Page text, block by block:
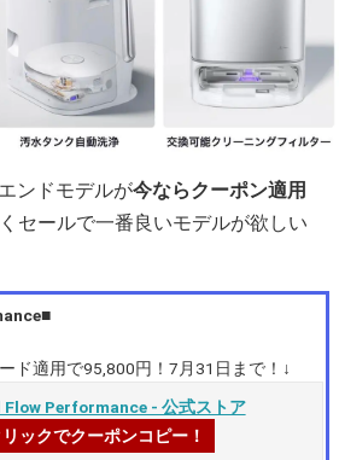
ンドモデルが今ならクーポン適用
セールで一番良いモデルが欲しい
ド適用で95,800円！7月31日まで！↓
Flow Performance ‐ 公式ストア
リックでクーポンコピー！